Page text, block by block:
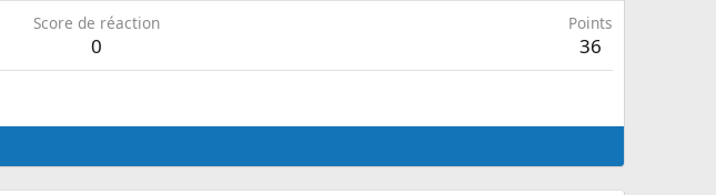
Score de réaction
0
Points
36